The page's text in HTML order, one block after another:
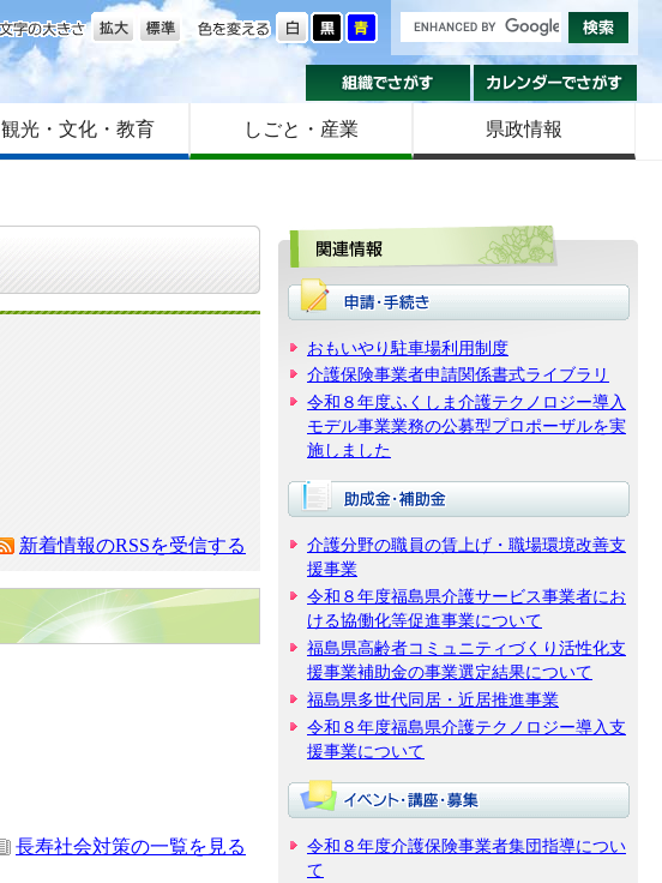
色を変える
文字の大きさ
組織でさがす
観光・文化・教育 しごと・産業 県政情報
新着情報のRSSを受信する
長寿社会対策の一覧を見る
おもいやり駐車場利用制度
介護保険事業者申請関係書式ライブラリ
令和８年度ふくしま介護テクノロジー導入
モデル事業業務の公募型プロポーザルを実
施しました
介護分野の職員の賃上げ・職場環境改善支
援事業
令和８年度福島県介護サービス事業者にお
ける協働化等促進事業について
福島県高齢者コミュニティづくり活性化支
援事業補助金の事業選定結果について
福島県多世代同居・近居推進事業
令和８年度福島県介護テクノロジー導入支
援事業について
令和８年度介護保険事業者集団指導につい
て